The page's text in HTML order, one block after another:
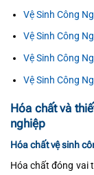
Vệ Sinh Công
Vệ Sinh Công
Vệ Sinh Công
Vệ Sinh Công
Hóa chất và
nghiệp
Hóa chất vệ sinh
Hóa chất đóng vai